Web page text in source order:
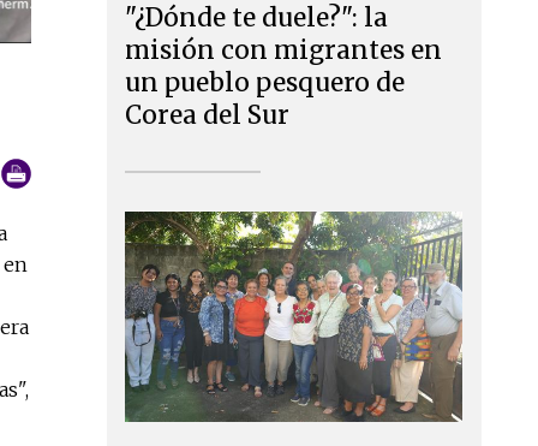
en
"¿Dónde te duele?": la
misión con migrantes en
un pueblo pesquero de
Corea del Sur